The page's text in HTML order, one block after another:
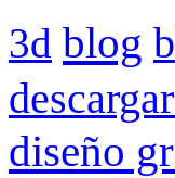
3d blog
diseño